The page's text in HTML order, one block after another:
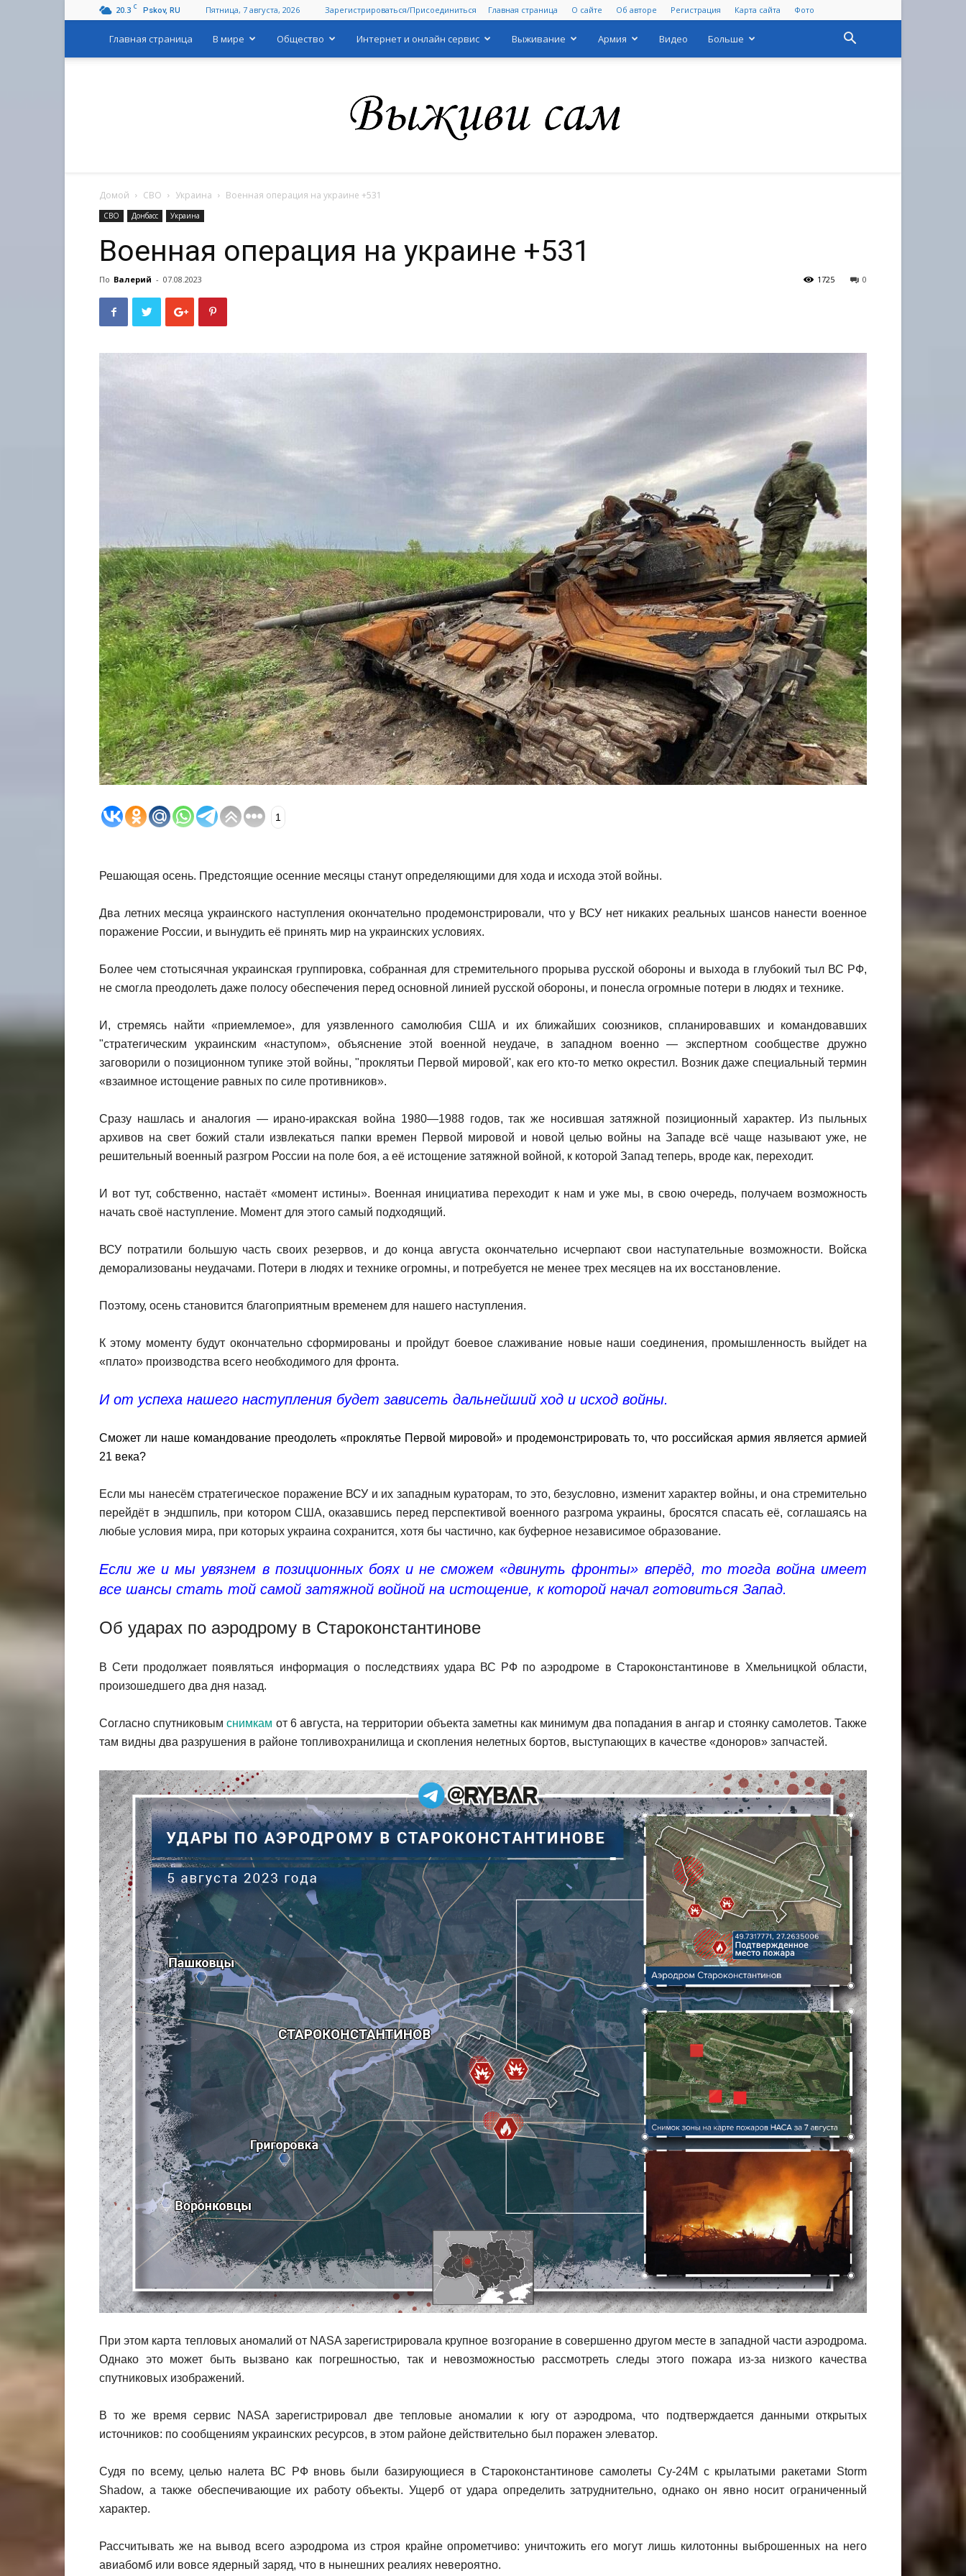
20.3 C Pskov, RU Пятница, 7 августа, 2026 Зарегистрироваться/Присоединиться Главная страница О сайте Об авторе Регистрация Карта сайта Фото
Главная страница В мире Общество Интернет и онлайн сервис Выживание Армия Видео Больше
Домой СВО Украина Военная операция на украине +531
СВО Донбасс Украина
Военная операция на украине +531
По Валерий - 07.08.2023 0
1725
1
Решающая осень. Предстоящие осенние месяцы станут определяющими для хода и исхода этой войны.
Два летних месяца украинского наступления окончательно продемонстрировали, что у ВСУ нет никаких реальных шансов нанести военное
поражение России, и вынудить её принять мир на украинских условиях.
Более чем стотысячная украинская группировка, собранная для стремительного прорыва русской обороны и выхода в глубокий тыл ВС РФ,
не смогла преодолеть даже полосу обеспечения перед основной линией русской обороны, и понесла огромные потери в людях и технике.
И, стремясь найти «приемлемое», для уязвленного самолюбия США и их ближайших союзников, спланировавших и командовавших
"стратегическим украинским «наступом», объяснение этой военной неудаче, в западном военно — экспертном сообществе дружно
заговорили о позиционном тупике этой войны, "проклятьи Первой мировой', как его кто-то метко окрестил. Возник даже специальный термин
«взаимное истощение равных по силе противников».
Сразу нашлась и аналогия — ирано-иракская война 1980—1988 годов, так же носившая затяжной позиционный характер. Из пыльных
архивов на свет божий стали извлекаться папки времен Первой мировой и новой целью войны на Западе всё чаще называют уже, не
решительный военный разгром России на поле боя, а её истощение затяжной войной, к которой Запад теперь, вроде как, переходит.
И вот тут, собственно, настаёт «момент истины». Военная инициатива переходит к нам и уже мы, в свою очередь, получаем возможность
начать своё наступление. Момент для этого самый подходящий.
ВСУ потратили большую часть своих резервов, и до конца августа окончательно исчерпают свои наступательные возможности. Войска
деморализованы неудачами. Потери в людях и технике огромны, и потребуется не менее трех месяцев на их восстановление.
Поэтому, осень становится благоприятным временем для нашего наступления.
К этому моменту будут окончательно сформированы и пройдут боевое слаживание новые наши соединения, промышленность выйдет на
«плато» производства всего необходимого для фронта.
И от успеха нашего наступления будет зависеть дальнейший ход и исход войны.
Сможет ли наше командование преодолеть «проклятье Первой мировой» и продемонстрировать то, что российская армия является армией
21 века?
Если мы нанесём стратегическое поражение ВСУ и их западным кураторам, то это, безусловно, изменит характер войны, и она стремительно
перейдёт в эндшпиль, при котором США, оказавшись перед перспективой военного разгрома украины, бросятся спасать её, соглашаясь на
любые условия мира, при которых украина сохранится, хотя бы частично, как буферное независимое образование.
Если же и мы увязнем в позиционных боях и не сможем «двинуть фронты» вперёд, то тогда война имеет
все шансы стать той самой затяжной войной на истощение, к которой начал готовиться Запад.
Об ударах по аэродрому в Староконстантинове
В Сети продолжает появляться информация о последствиях удара ВС РФ по аэродроме в Староконстантинове в Хмельницкой области,
произошедшего два дня назад.
Согласно спутниковымснимкам от 6 августа, на территории объекта заметны как минимум два попадания в ангар и стоянку самолетов. Также
там видны два разрушения в районе топливохранилища и скопления нелетных бортов, выступающих в качестве «доноров» запчастей.
При этом карта тепловых аномалий от NASA зарегистрировала крупное возгорание в совершенно другом месте в западной части аэродрома.
Однако это может быть вызвано как погрешностью, так и невозможностью рассмотреть следы этого пожара из-за низкого качества
спутниковых изображений.
В то же время сервис NASA зарегистрировал две тепловые аномалии к югу от аэродрома, что подтверждается данными открытых
источников: по сообщениям украинских ресурсов, в этом районе действительно был поражен элеватор.
Судя по всему, целью налета ВС РФ вновь были базирующиеся в Староконстантинове самолеты Су-24М с крылатыми ракетами Storm
Shadow, а также обеспечивающие их работу объекты. Ущерб от удара определить затруднительно, однако он явно носит ограниченный
характер.
Рассчитывать же на вывод всего аэродрома из строя крайне опрометчиво: уничтожить его могут лишь килотонны выброшенных на него
авиабомб или вовсе ядерный заряд, что в нынешних реалиях невероятно.